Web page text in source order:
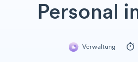
Personal
Verwaltung